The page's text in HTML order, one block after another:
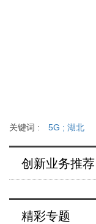
关键词 : 5G ; 湖北
创新业务推荐
精彩专题